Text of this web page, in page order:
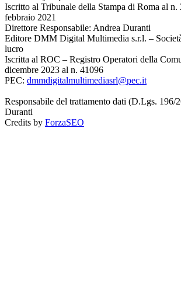
Iscritto al Tribunale della Stampa di Roma al n.
febbraio 2021
Direttore Responsabile: Andrea Duranti
Editore DMM Digital Multimedia s.r.l. –
lucro
Iscritta al ROC – Registro Operatori della
dicembre 2023 al n. 41096
PEC: dmmdigitalmultimediasrl@pec.it
Responsabile del trattamento dati (D.Lgs. 196/
Duranti
Credits by ForzaSEO